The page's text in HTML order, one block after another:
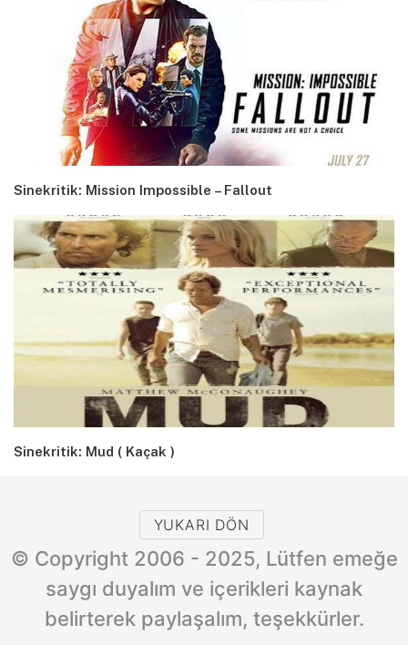
Sinekritik: Mission Impossible – Fallout
Sinekritik: Mud ( Kaçak )
YUKARI DÖN
© Copyright 2006 - 2025, Lütfen emeğe
saygı duyalım ve içerikleri kaynak
belirterek paylaşalım, teşekkürler.